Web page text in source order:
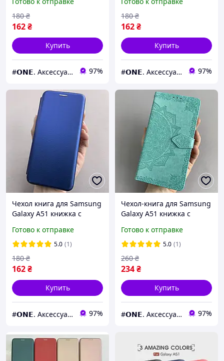
самсунг а51 красная stn
162₴
180 ₴
Купить
#𝗢𝗡𝗘. Аксессуары к смартфонам 97%
самсунг а51 бордовая stn
162₴
180 ₴
Купить
#𝗢𝗡𝗘. Аксессуары к смартфонам 97%
Чехол книга для Samsung
Galaxy A51 книжка с
самсунг а51 синяя stn
Готово к отправке
5.0 (1)
162₴
180 ₴
Купить
#𝗢𝗡𝗘. Аксессуары к смартфонам 97%
Чехол-книга для Samsung
Galaxy A51 книжка с
телефон самсунг а51
бирюзовая art
Готово к отправке
5.0 (1)
234₴
260 ₴
Купить
#𝗢𝗡𝗘. Аксессуары к смартфонам 97%